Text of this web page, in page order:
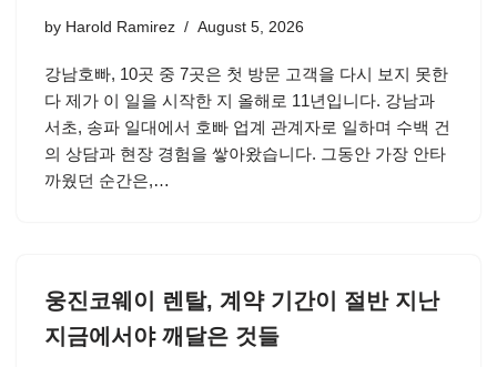
by Harold Ramirez August 5, 2026
강남호빠, 10곳 중 7곳은 첫 방문 고객을 다시 보지 못한
다 제가 이 일을 시작한 지 올해로 11년입니다. 강남과
서초, 송파 일대에서 호빠 업계 관계자로 일하며 수백 건
의 상담과 현장 경험을 쌓아왔습니다. 그동안 가장 안타
까웠던 순간은,…
웅진코웨이 렌탈, 계약 기간이 절반 지난
지금에서야 깨달은 것들